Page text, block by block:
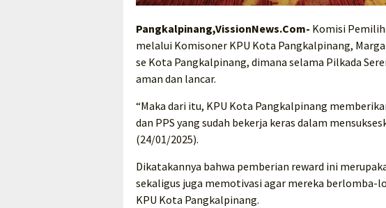
Pangkalpinang,VissionNews.Com- Komisi
melalui Komisoner KPU Kota Pangkalpinang,
se Kota Pangkalpinang, dimana selama Pilkada
aman dan lancar.
“Maka dari itu, KPU Kota Pangkalpinang
dan PPS yang sudah bekerja keras dalam
(24/01/2025).
Dikatakannya bahwa pemberian reward ini
sekaligus juga memotivasi agar mereka berlomba-
KPU Kota Pangkalpinang.